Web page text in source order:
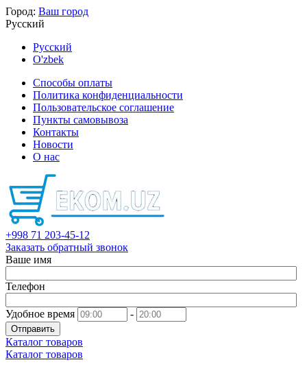
Город: Ваш город
Русский
Русский
O'zbek
Способы оплаты
Политика конфиденциальности
Пользовательское соглашение
Пункты самовывоза
Контакты
Новости
О нас
+998 71 203-45-12
Заказать обратный звонок
Ваше имя
Телефон
Удобное время -
Отправить
Каталог товаров
Каталог товаров